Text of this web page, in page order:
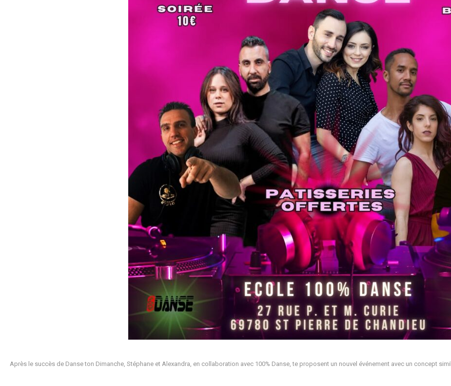
Après le succès de Danse ton Dimanche, Stéphane et Alexandra, en collaboration avec 100% Danse, te proposent un nouvel événement avec un concept